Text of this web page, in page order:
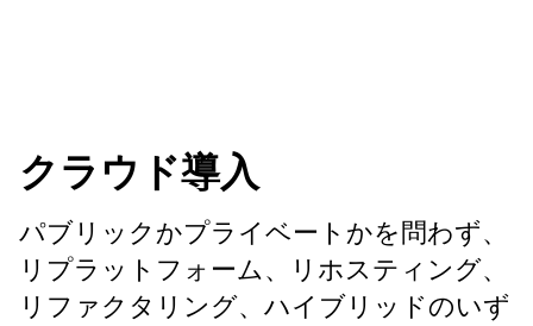
クラウド導入
パブリックかプライベートかを問わず、
リプラットフォーム、リホスティング、
リファクタリング、ハイブリッドのいず